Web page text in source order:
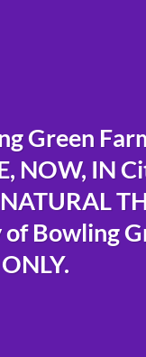
Green
NOW, IN
Bowling
ONLY.